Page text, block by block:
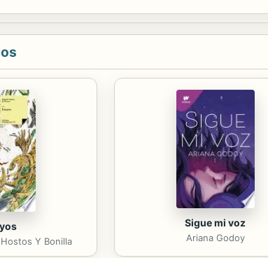
Y Bonilla
Sigue mi voz
Ariana Godoy